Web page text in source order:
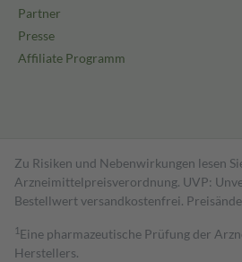
Partner
Presse
Affiliate Programm
Zu Risiken und Nebenwirkungen lesen
Arzneimittelpreisverordnung. UVP:
Bestell­wert versand­kosten­frei.
1 Eine pharmazeutische Prüfung der
Herstellers.